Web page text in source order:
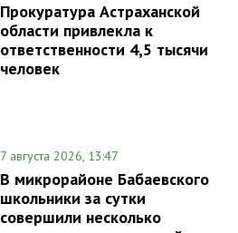
Прокуратура Астраханской
области привлекла к
ответственности 4,5 тысячи
человек
7 августа 2026, 13:47
В микрорайоне Бабаевского
школьники за сутки
совершили несколько